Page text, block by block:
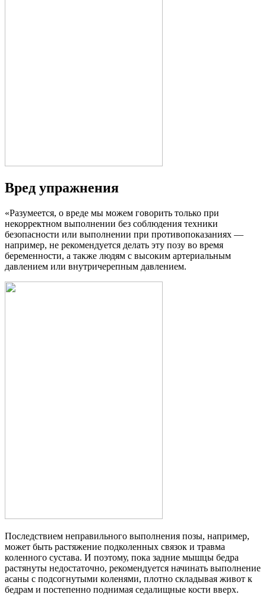
Вред упражнения
«Разумеется, о вреде мы можем говорить только при
некорректном выполнении без соблюдения техники
безопасности или выполнении при противопоказаниях —
например, не рекомендуется делать эту позу во время
беременности, а также людям с высоким артериальным
давлением или внутричерепным давлением.
Последствием неправильного выполнения позы, например,
может быть растяжение подколенных связок и травма
коленного сустава. И поэтому, пока задние мышцы бедра
растянуты недостаточно, рекомендуется начинать выполнение
асаны с подсогнутыми коленями, плотно складывая живот к
бедрам и постепенно поднимая седалищные кости вверх.